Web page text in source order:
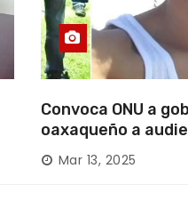
Convoca ONU a
oaxaqueño a
desaparición
Mixteca
Mar 13, 2025